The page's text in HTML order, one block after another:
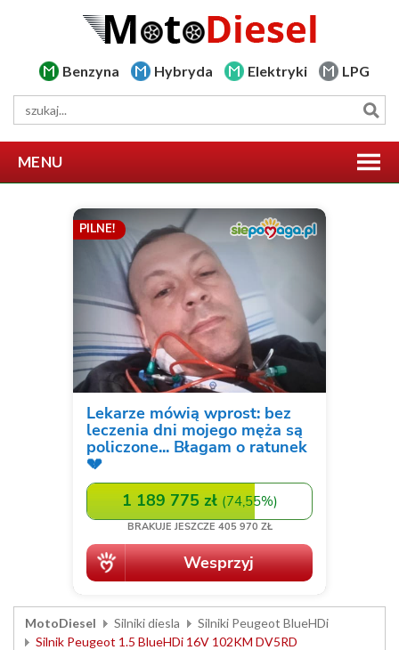
Benzyna Hybryda Elektryki LPG
MENU
MotoDiesel Silniki diesla
Silniki Peugeot BlueHDi
Silnik Peugeot 1.5 BlueHDi 16V 102KM DV5RD